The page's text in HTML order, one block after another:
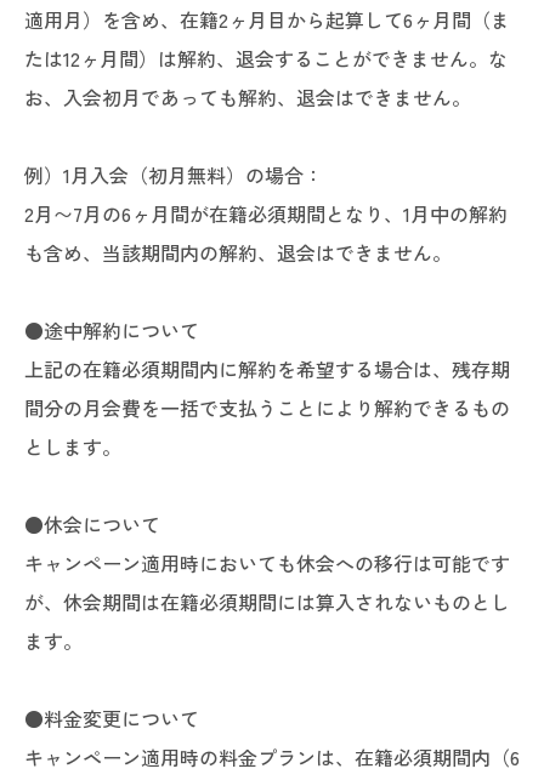
適用月）を含め、在籍2ヶ月目から起算して6ヶ月間（ま
たは12ヶ月間）は解約、退会することができません。な
お、入会初月であっても解約、退会はできません。
例）1月入会（初月無料）の場合：
2月〜7月の6ヶ月間が在籍必須期間となり、1月中の解約
も含め、当該期間内の解約、退会はできません。
●途中解約について
上記の在籍必須期間内に解約を希望する場合は、残存期
間分の月会費を一括で支払うことにより解約できるもの
とします。
●休会について
キャンペーン適用時においても休会への移行は可能です
が、休会期間は在籍必須期間には算入されないものとし
ます。
●料金変更について
キャンペーン適用時の料金プランは、在籍必須期間内（6